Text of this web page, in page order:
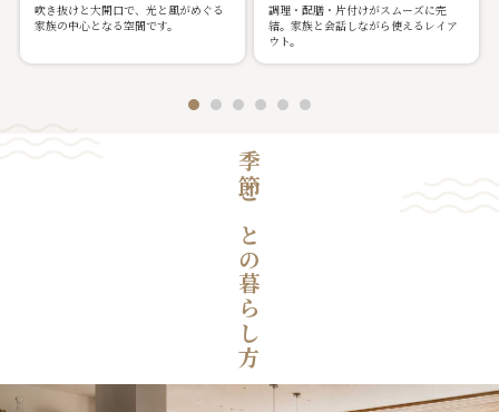
吹き抜けと大開口で、光と風がめぐる
家族の中心となる空間です。
調理・配膳・片付けがスムーズに完
結。家族と会話しながら使えるレイア
ウト。
季節ごとの暮らし方